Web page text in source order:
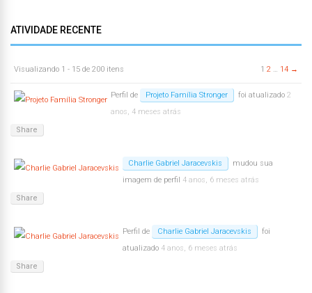
ATIVIDADE RECENTE
Visualizando 1 - 15 de 200 itens 1 2 … 14 →
Perfil de Projeto Família Stronger foi atualizado 2
anos, 4 meses atrás
Share
Charlie Gabriel Jaracevskis
mudou sua
imagem de perfil 4 anos, 6 meses atrás
Share
Perfil de Charlie Gabriel Jaracevskis
foi
atualizado 4 anos, 6 meses atrás
Share